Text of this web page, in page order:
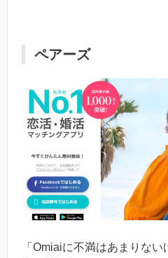
ペアーズ
「Omiaiに不満はあまりな